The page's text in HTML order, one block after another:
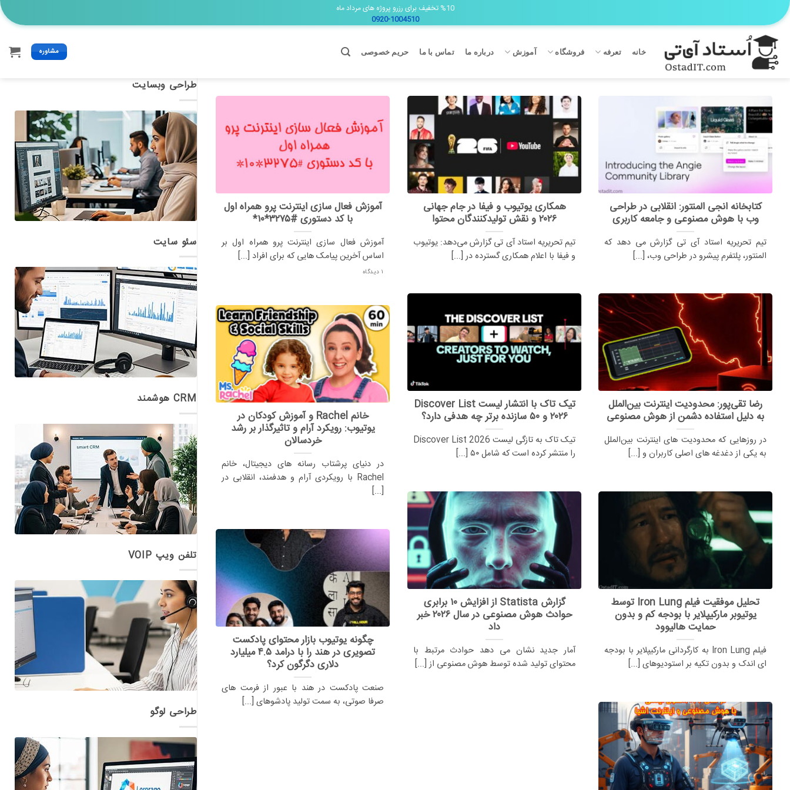
Skip
to
content
%10 تخفیف برای رزرو پروژه های مرداد ماه
0920-1004510
خانه تعرفه فروشگاه آموزش درباره ما تماس با ما حریم خصوصی مشاوره
کتابخانه انجی المنتور: انقلابی در طراحی
وب با هوش مصنوعی و جامعه کاربری
تیم تحریریه استاد آی تی گزارش می دهد که
المنتور، پلتفرم پیشرو در طراحی وب، [...]
همکاری یوتیوب و فیفا در جام جهانی
۲۰۲۶ و نقش تولیدکنندگان محتوا
تیم تحریریه استاد آی تی گزارش می‌دهد: یوتیوب
و فیفا با اعلام همکاری گسترده در [...]
آموزش فعال سازی اینترنت پرو همراه اول
با کد دستوری #۳۲۷۵*۱۰*
آموزش فعال سازی اینترنت پرو همراه اول بر
اساس آخرین پیامک هایی که برای افراد [...]
۱ دیدگاه
رضا تقی‌پور: محدودیت اینترنت بین‌الملل
به دلیل استفاده دشمن از هوش مصنوعی
در روزهایی که محدودیت های اینترنت بین‌الملل
به یکی از دغدغه های اصلی کاربران و [...]
تیک تاک با انتشار لیست Discover List
۲۰۲۶ و ۵۰ سازنده برتر چه هدفی دارد؟
تیک تاک به تازگی لیست Discover List 2026
را منتشر کرده است که شامل ۵۰ [...]
خانم Rachel و آموزش کودکان در
یوتیوب: رویکرد آرام و تاثیرگذار بر رشد
خردسالان
در دنیای پرشتاب رسانه های دیجیتال، خانم
Rachel با رویکردی آرام و هدفمند، انقلابی در
[...]
تحلیل موفقیت فیلم Iron Lung توسط
یوتیوبر مارکیپلایر با بودجه کم و بدون
حمایت هالیوود
فیلم Iron Lung به کارگردانی مارکیپلایر با بودجه
ای اندک و بدون تکیه بر استودیوهای [...]
گزارش Statista از افزایش ۱۰ برابری
حوادث هوش مصنوعی در سال ۲۰۲۶ خبر
داد
آمار جدید نشان می دهد حوادث مرتبط با
محتوای تولید شده توسط هوش مصنوعی از [...]
چگونه یوتیوب بازار محتوای پادکست
تصویری در هند را با درامد ۴.۵ میلیارد
دلاری دگرگون کرد؟
صنعت پادکست در هند با عبور از فرمت های
صرفا صوتی، به سمت تولید پادشوهای [...]
طراحی وبسایت
سئو سایت
CRM هوشمند
تلفن ویپ VOIP
طراحی لوگو